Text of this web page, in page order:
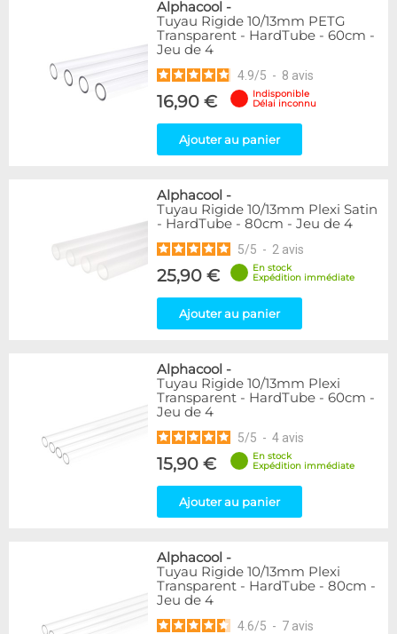
Alphacool -
Tuyau Rigide 10/13mm PETG
Transparent - HardTube - 60cm -
Jeu de 4
4.9/5 - 8 avis
16,90 €
Indisponible
Délai inconnu
Ajouter au panier
Alphacool -
Tuyau Rigide 10/13mm Plexi Satin
- HardTube - 80cm - Jeu de 4
5/5 - 2 avis
25,90 €
En stock
Expédition immédiate
Ajouter au panier
Alphacool -
Tuyau Rigide 10/13mm Plexi
Transparent - HardTube - 60cm -
Jeu de 4
5/5 - 4 avis
15,90 €
En stock
Expédition immédiate
Ajouter au panier
Alphacool -
Tuyau Rigide 10/13mm Plexi
Transparent - HardTube - 80cm -
Jeu de 4
4.6/5 - 7 avis